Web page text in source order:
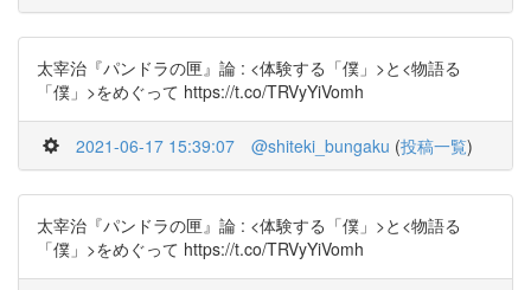
太宰治『パンドラの匣』論 : <体験する「僕」>と<物語る
「僕」>をめぐって https://t.co/TRVyYiVomh
2021-06-17 15:39:07 @shiteki_bungaku (投稿一覧)
太宰治『パンドラの匣』論 : <体験する「僕」>と<物語る
「僕」>をめぐって https://t.co/TRVyYiVomh